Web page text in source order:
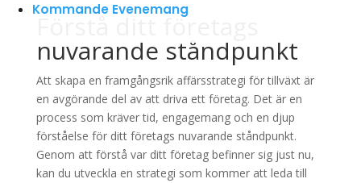
Kommande Evenemang
Förstå ditt företags
nuvarande ståndpunkt
Att skapa en framgångsrik affärsstrategi för tillväxt är
en avgörande del av att driva ett företag. Det är en
process som kräver tid, engagemang och en djup
förståelse för ditt företags nuvarande ståndpunkt.
Genom att förstå var ditt företag befinner sig just nu,
kan du utveckla en strategi som kommer att leda till